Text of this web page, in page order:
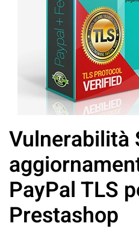
Vulnerabilità
PayPal TLS
Prestashop